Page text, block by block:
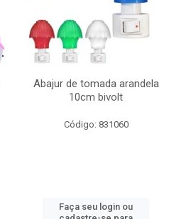
Abajur de tomada arandela
10cm bivolt
Código: 831060
Faça seu login ou